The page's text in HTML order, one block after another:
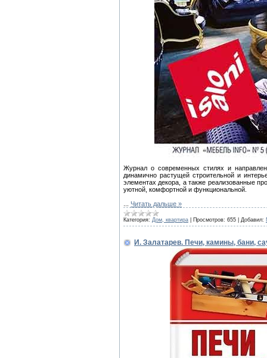
Журнал о cовременных стилях и
динамично растущей строительной и
элементах декора, а также реализованные
уютной, комфортной и функциональной.
Читать дальше »
Категория: Дом, квартира Просмотров: 655 Добавил:
И. Залатарев. Печи, камины, бани,